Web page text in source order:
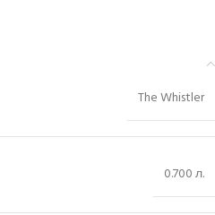
The Whistler
0.700 л.